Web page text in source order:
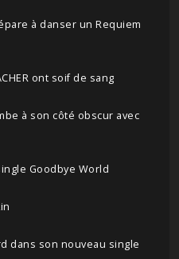
à danser un Requiem
ont soif de sang
à son côté obscur avec
Goodbye World
dans son nouveau single